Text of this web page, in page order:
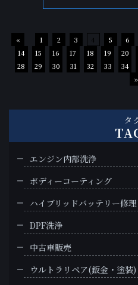
« 1 2 3 4 5 6
14
15 16 17 18 19 20
28
29 30 31 32 33 34
»
タ
エンジン内部洗浄
ボディーコーティング
ハイブリッドバッテリー修理
DPF洗浄
中古車販売
ウルトラリペア(鈑金・塗装)